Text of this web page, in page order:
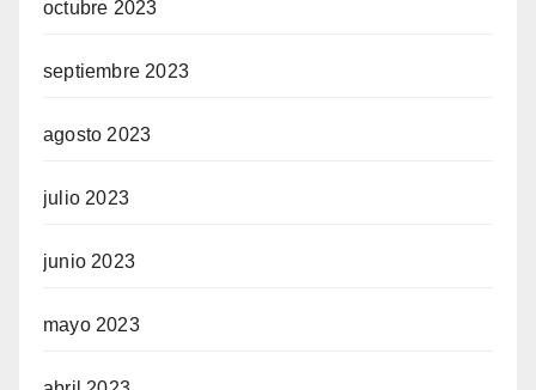
octubre 2023
septiembre 2023
agosto 2023
julio 2023
junio 2023
mayo 2023